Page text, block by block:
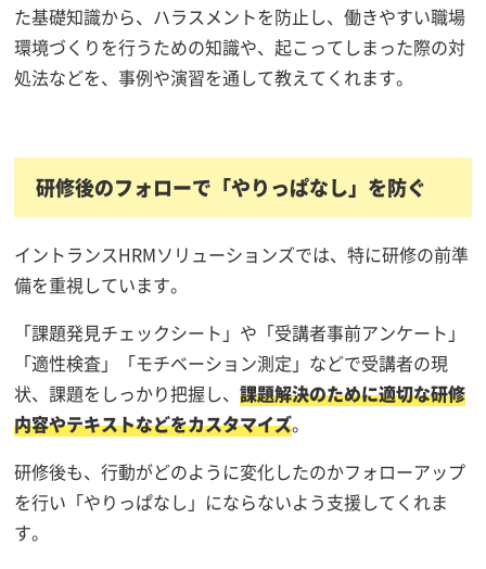
た基礎知識から、ハラスメントを防止し、働きやすい職場
環境づくりを行うための知識や、起こってしまった際の対
処法などを、事例や演習を通して教えてくれます。
研修後のフォローで「やりっぱなし」を防ぐ
イントランスHRMソリューションズでは、特に研修の前準
備を重視しています。
「課題発見チェックシート」や「受講者事前アンケート」
「適性検査」「モチベーション測定」などで受講者の現
状、課題をしっかり把握し、課題解決のために適切な研修
内容やテキストなどをカスタマイズ。
研修後も、行動がどのように変化したのかフォローアップ
を行い「やりっぱなし」にならないよう支援してくれま
す。